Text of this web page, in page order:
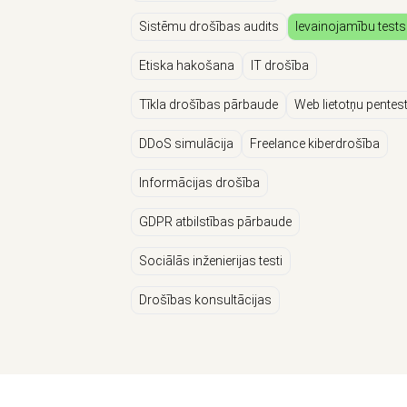
Sistēmu drošības audits Ievainojamību tests
Etiska hakošana IT drošība
Tīkla drošības pārbaude Web lietotņu
DDoS simulācija Freelance kiberdrošība
Informācijas drošība
GDPR atbilstības pārbaude
Sociālās inženierijas testi
Drošības konsultācijas